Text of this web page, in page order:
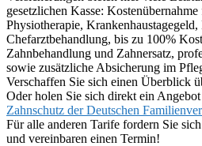
gesetzlichen Kasse:
Physiotherapie, Krankenhaustagegeld,
Chefarztbehandlung, bis zu 100%
Zahnbehandlung und Zahnersatz,
sowie zusätzliche Absicherung im
Verschaffen Sie sich einen Überblick
Oder holen Sie sich direkt ein
Zahnschutz der Deutschen
Für alle anderen Tarife fordern Sie
und vereinbaren einen Termin!